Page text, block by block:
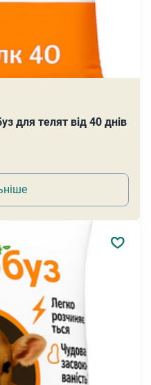
для телят від 40 днів